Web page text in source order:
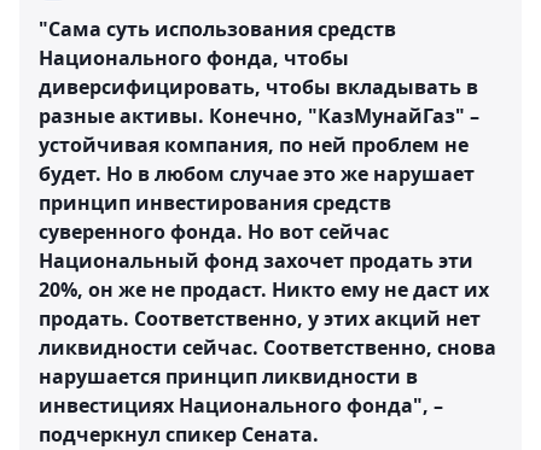
"Сама суть использования средств
Национального фонда, чтобы
диверсифицировать, чтобы вкладывать в
разные активы. Конечно, "КазМунайГаз" –
устойчивая компания, по ней проблем не
будет. Но в любом случае это же нарушает
принцип инвестирования средств
суверенного фонда. Но вот сейчас
Национальный фонд захочет продать эти
20%, он же не продаст. Никто ему не даст их
продать. Соответственно, у этих акций нет
ликвидности сейчас. Соответственно, снова
нарушается принцип ликвидности в
инвестициях Национального фонда", –
подчеркнул спикер Сената.